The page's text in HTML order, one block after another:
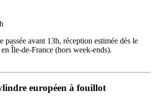
passée avant 13h, réception estimée dès le
Île-de-France (hors week-ends).
européen à fouillot